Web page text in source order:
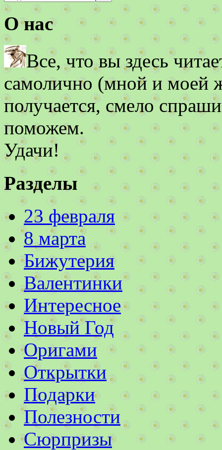
О нас
Все, что вы здесь
самолично (мной и моей
получается, смело
поможем.
Удачи!
Разделы
23 февраля
8 марта
Бижутерия
Валентинки
Интересное
Новый Год
Оригами
Открытки
Подарки
Полезности
Сюрпризы